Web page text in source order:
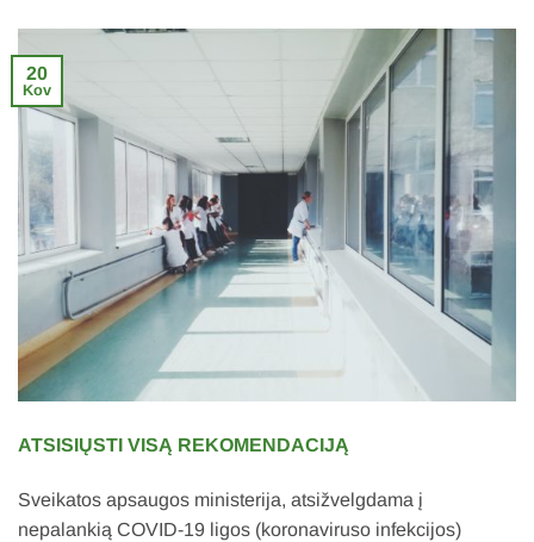
20
Kov
ATSISIŲSTI VISĄ REKOMENDACIJĄ
Sveikatos apsaugos ministerija, atsižvelgdama į
nepalankią COVID-19 ligos (koronaviruso infekcijos)